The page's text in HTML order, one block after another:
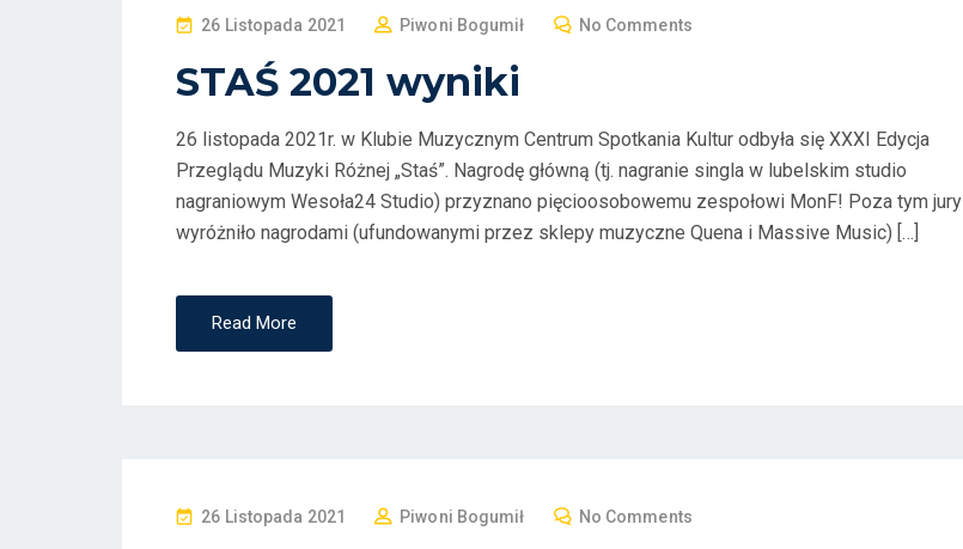
P
S
E
D
O
N
26 Listopada 2021 Piwoni Bogumił No Comments
STAŚ 2021 wyniki
26 listopada 2021r. w Klubie Muzycznym Centrum Spotkania Kultur odbyła się XXXI Edycja
Przeglądu Muzyki Różnej „Staś”. Nagrodę główną (tj. nagranie singla w lubelskim studio
nagraniowym Wesoła24 Studio) przyznano pięcioosobowemu zespołowi MonF! Poza tym jury
wyróżniło nagrodami (ufundowanymi przez sklepy muzyczne Quena i Massive Music) […]
Read More
P
26 Listopada 2021 Piwoni Bogumił No Comments